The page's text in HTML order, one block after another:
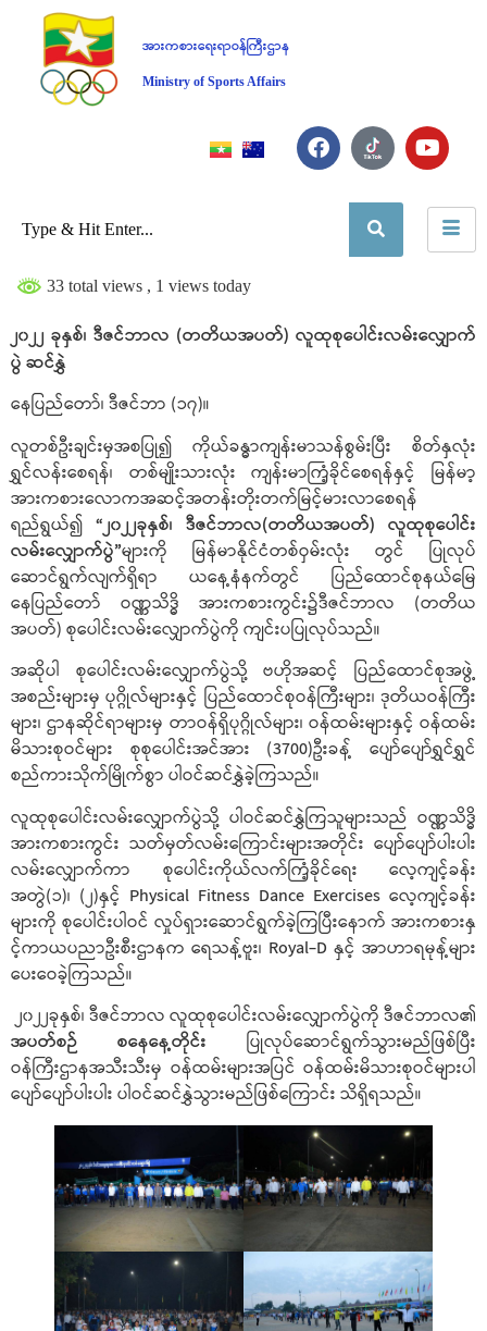
အားကစားရေးရာဝန်ကြီးဌာန
Ministry of Sports Affairs
33 total views , 1 views today
၂၀၂၂ ခုနှစ်၊ ဒီဇင်ဘာလ (တတိယအပတ်) လူထုစုပေါင်းလမ်းလျှောက်
ပွဲ ဆင်နွှဲ
နေပြည်တော်၊ ဒီဇင်ဘာ (၁၇)။
လူတစ်ဦးချင်းမှအစပြု၍ ကိုယ်ခန္ဓာကျန်းမာသန်စွမ်းပြီး စိတ်နှလုံး
ရွှင်လန်းစေရန်၊ တစ်မျိုးသားလုံး ကျန်းမာကြံ့ခိုင်စေရန်နှင့် မြန်မာ့
အားကစားလောကအဆင့်အတန်းတိုးတက်မြင့်မားလာစေရန်
ရည်ရွယ်၍ “၂၀၂၂ခုနှစ်၊ ဒီဇင်ဘာလ(တတိယအပတ်) လူထုစုပေါင်း
လမ်းလျှောက်ပွဲ”များကို မြန်မာနိုင်ငံတစ်ဝှမ်းလုံး တွင် ပြုလုပ်
ဆောင်ရွက်လျက်ရှိရာ ယနေ့နံနက်တွင် ပြည်ထောင်စုနယ်မြေ
နေပြည်တော် ဝဏ္ဏသိဒ္ဓိ အားကစားကွင်း၌ဒီဇင်ဘာလ (တတိယ
အပတ်) စုပေါင်းလမ်းလျှောက်ပွဲကို ကျင်းပပြုလုပ်သည်။
အဆိုပါ စုပေါင်းလမ်းလျှောက်ပွဲသို့ ဗဟိုအဆင့် ပြည်ထောင်စုအဖွဲ့
အစည်းများမှ ပုဂ္ဂိုလ်များနှင့် ပြည်ထောင်စုဝန်ကြီးများ၊ ဒုတိယဝန်ကြီး
များ၊ ဌာနဆိုင်ရာများမှ တာဝန်ရှိပုဂ္ဂိုလ်များ၊ ဝန်ထမ်းများနှင့် ဝန်ထမ်း
မိသားစုဝင်များ စုစုပေါင်းအင်အား (3700)ဦးခန့် ပျော်ပျော်ရွှင်ရွှင်
စည်ကားသိုက်မြိုက်စွာ ပါဝင်ဆင်နွှဲခဲ့ကြသည်။
လူထုစုပေါင်းလမ်းလျှောက်ပွဲသို့ ပါဝင်ဆင်နွှဲကြသူများသည် ဝဏ္ဏသိဒ္ဓိ
အားကစားကွင်း သတ်မှတ်လမ်းကြောင်းများအတိုင်း ပျော်ပျော်ပါးပါး
လမ်းလျှောက်ကာ စုပေါင်းကိုယ်လက်ကြံ့ခိုင်ရေး လေ့ကျင့်ခန်း
အတွဲ(၁)၊ (၂)နှင့် Physical Fitness Dance Exercises လေ့ကျင့်ခန်း
များကို စုပေါင်းပါဝင် လှုပ်ရှားဆောင်ရွက်ခဲ့ကြပြီးနောက် အားကစားနှ
င့်ကာယပညာဦးစီးဌာနက ရေသန့်ဗူး၊ Royal-D နှင့် အာဟာရမုန့်များ
ပေးဝေခဲ့ကြသည်။
၂၀၂၂ခုနှစ်၊ ဒီဇင်ဘာလ လူထုစုပေါင်းလမ်းလျှောက်ပွဲကို ဒီဇင်ဘာလ၏
အပတ်စဉ် စနေနေ့တိုင်း ပြုလုပ်ဆောင်ရွက်သွားမည်ဖြစ်ပြီး
ဝန်ကြီးဌာနအသီးသီးမှ ဝန်ထမ်းများအပြင် ဝန်ထမ်းမိသားစုဝင်များပါ
ပျော်ပျော်ပါးပါး ပါဝင်ဆင်နွှဲသွားမည်ဖြစ်ကြောင်း သိရှိရသည်။